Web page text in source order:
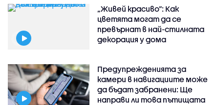
„Живей красиво”: Как
цветята могат да се
превърнат в най-стилната
декорация у дома
Предупрежденията за
камери в навигациите може
да бъдат забранени: Ще
направи ли това пътищата